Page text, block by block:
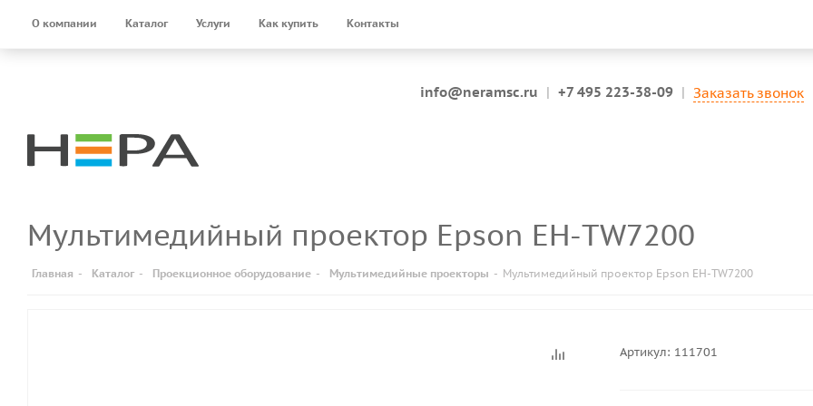
О компании Каталог Услуги Как купить Контакты
info@neramsc.ru | +7 495 223-38-09 | Заказать звонок
Мультимедийный проектор Epson EH-TW7200
Главная - Каталог - Проекционное оборудование - Мультимедийные проекторы - Мультимедийный проектор Epson EH-TW7200
Артикул: 111701